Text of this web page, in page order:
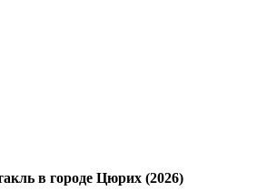
в городе Цюрих (2026)